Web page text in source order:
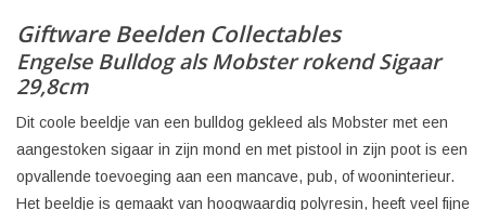
Giftware Beelden Collectables
Engelse Bulldog als Mobster rokend Sigaar
29,8cm
Dit coole beeldje van een bulldog gekleed als Mobster met een
aangestoken sigaar in zijn mond en met pistool in zijn poot is een
opvallende toevoeging aan een mancave, pub, of wooninterieur.
Het beeldje is gemaakt van hoogwaardig polyresin, heeft veel fijne